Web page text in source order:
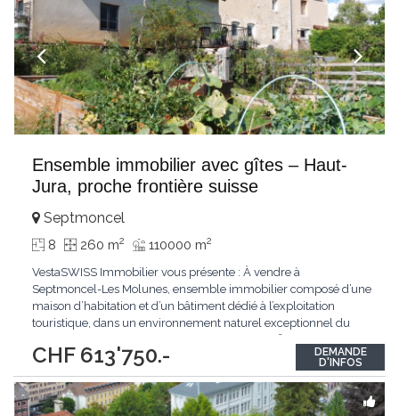
Ensemble immobilier avec gîtes – Haut-
Jura, proche frontière suisse
CHF 613'750.-
Septmoncel
8 260 m2 110000 m2
VestaSWISS Immobilier vous présente : À vendre à
Septmoncel-Les Molunes, ensemble immobilier composé d’une
maison d’habitation et d’un bâtiment dédié à l’exploitation
touristique, dans un environnement naturel exceptionnel du
mitoyenne d’un côté comprenant : Rez-de-chaussée : Cuisine
meublée ouverte sur...
DEMANDE
D'INFOS